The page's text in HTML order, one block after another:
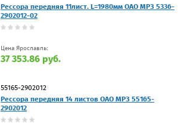
Рессора передняя 11лист. L=1980мм ОАО МРЗ 5336-
2902012-02
Цена Ярославль:
37 353.86 руб.
55165-2902012
Рессора передняя 14 листов ОАО МРЗ 55165-
2902012